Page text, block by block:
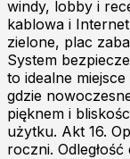
windy, lobby i
kablowa i
zielone, plac
System
to idealne
gdzie
pięknem i
użytku. Akt 16.
roczni.